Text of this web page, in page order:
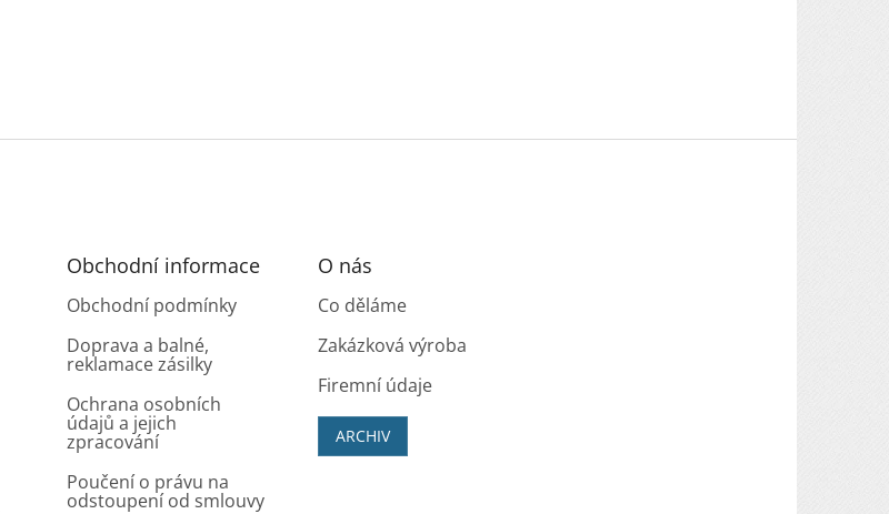
Obchodní informace
Obchodní podmínky
Doprava a balné,
reklamace zásilky
Ochrana osobních
údajů a jejich
zpracování
Poučení o právu na
odstoupení od smlouvy
O nás
Co děláme
Zakázková výroba
Firemní údaje
ARCHIV